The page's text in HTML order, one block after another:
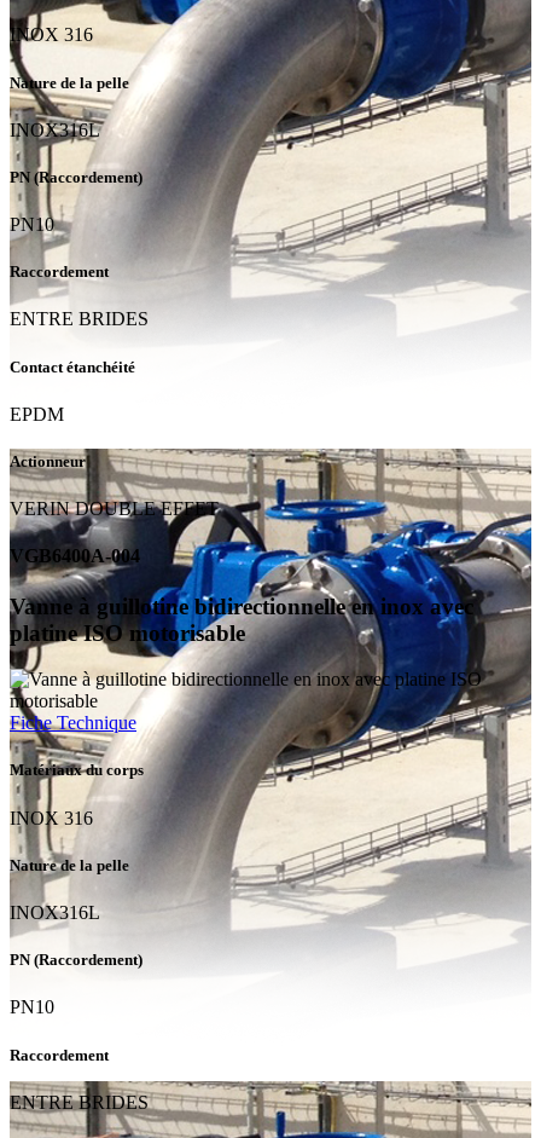
INOX 316
Nature de la pelle
INOX316L
PN (Raccordement)
PN10
Raccordement
ENTRE BRIDES
Contact étanchéité
EPDM
Actionneur
VERIN DOUBLE EFFET
VGB6400A-004
Vanne à guillotine bidirectionnelle en inox avec
platine ISO motorisable
Fiche Technique
Matériaux du corps
INOX 316
Nature de la pelle
INOX316L
PN (Raccordement)
PN10
Raccordement
ENTRE BRIDES